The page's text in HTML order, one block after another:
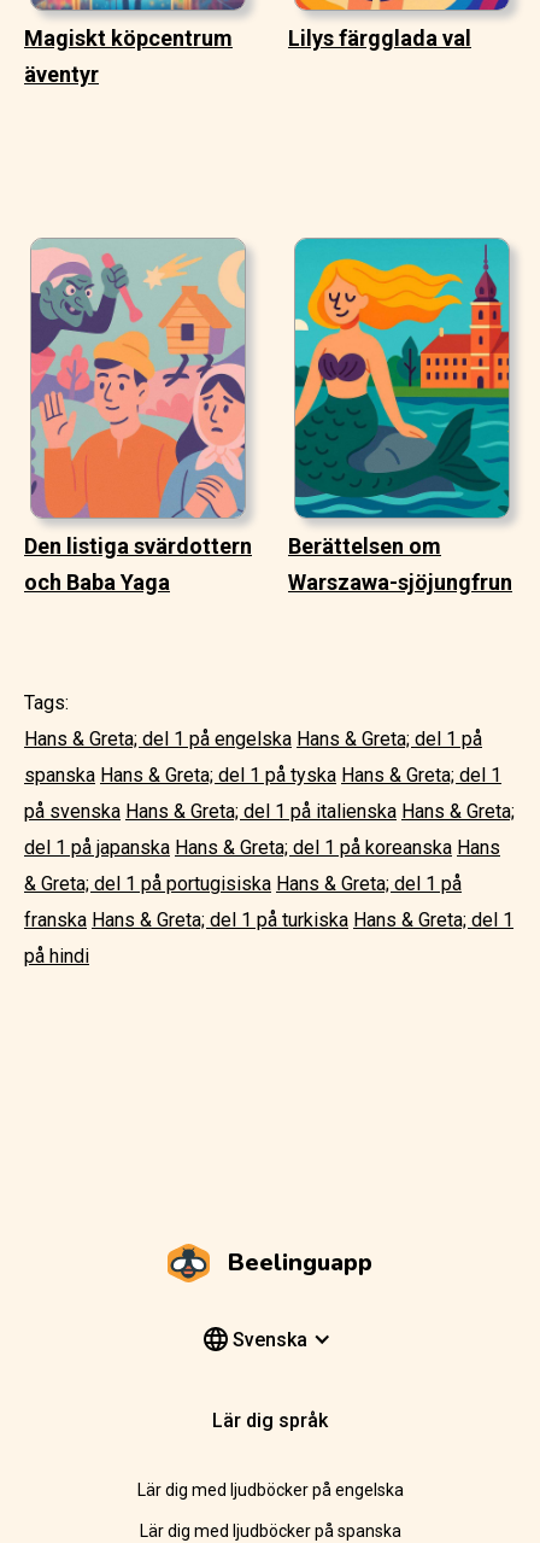
Magiskt köpcentrum
äventyr
Lilys färgglada val
Den listiga svärdottern
och Baba Yaga
Berättelsen om
Warszawa-sjöjungfrun
Tags:
Hans & Greta; del 1 på engelska Hans & Greta; del 1 på
spanska Hans & Greta; del 1 på tyska Hans & Greta; del 1
på svenska Hans & Greta; del 1 på italienska Hans & Greta;
del 1 på japanska Hans & Greta; del 1 på koreanska Hans
& Greta; del 1 på portugisiska Hans & Greta; del 1 på
franska Hans & Greta; del 1 på turkiska Hans & Greta; del 1
på hindi
Beelinguapp
Svenska
Lär dig språk
Lär dig med ljudböcker på engelska
Lär dig med ljudböcker på spanska